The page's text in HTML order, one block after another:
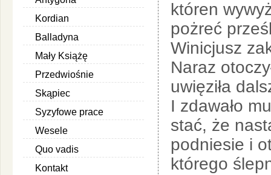
Kordian
Balladyna
Mały Książę
Przedwiośnie
Skąpiec
Syzyfowe prace
Wesele
Quo vadis
Kontakt
któren
pożreć
Winicjusz
Naraz
uwięziła
I zdawało
stać, że
podniesie i
którego